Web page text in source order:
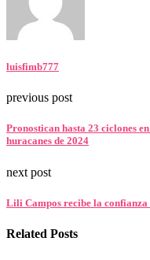
luisfimb777
previous post
Pronostican hasta 23 ciclones
huracanes de 2024
next post
Lili Campos recibe la confianza
Related Posts